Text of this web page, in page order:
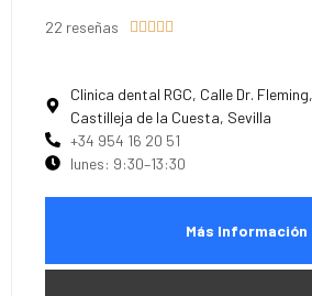
22 reseñas 
Clinica dental RGC, Calle Dr.
Castilleja de la Cuesta, Sevilla
+34 954 16 20 51
lunes: 9:30–13:30
Más Información